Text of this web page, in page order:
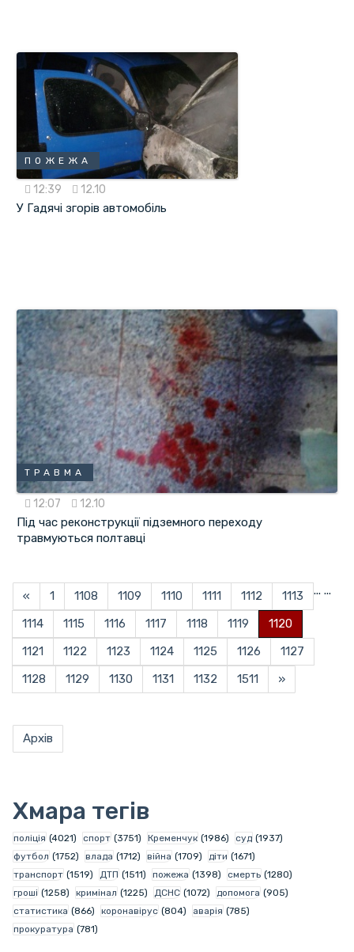
ПОЖЕЖА
12:39 12.10
У Гадячі згорів автомобіль
ТРАВМА
12:07 12.10
Під час реконструкції підземного переходу
травмуються полтавці
« 1 ...
1108 1109 1110 1111 1112
1113
1114
1115 1116 1117 1118 1119
1120
1121
1122 1123 1124 1125 1126
1127
1128
1129 1130 1131 1132
...
1511 »
Архів
Хмара тегів
поліція (4021) спорт (3751) Кременчук (1986) суд (1937)
футбол (1752) влада (1712) війна (1709) діти (1671)
транспорт (1519) ДТП (1511) пожежа (1398) смерть (1280)
гроші (1258) кримінал (1225) ДСНС (1072) допомога (905)
статистика (866) коронавірус (804) аварія (785)
прокуратура (781)